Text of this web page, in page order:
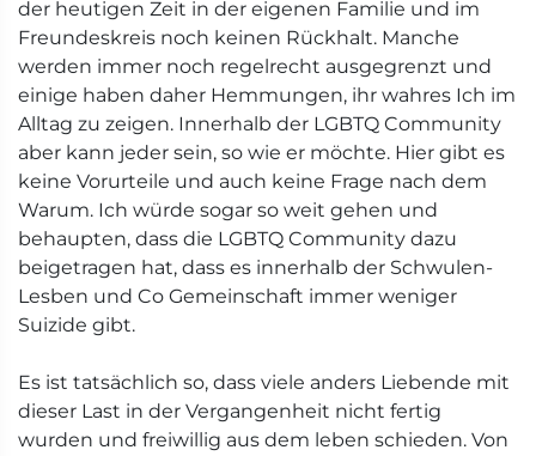
der heutigen Zeit in der eigenen Familie und im
Freundeskreis noch keinen Rückhalt. Manche
werden immer noch regelrecht ausgegrenzt und
einige haben daher Hemmungen, ihr wahres Ich im
Alltag zu zeigen. Innerhalb der LGBTQ Community
aber kann jeder sein, so wie er möchte. Hier gibt es
keine Vorurteile und auch keine Frage nach dem
Warum. Ich würde sogar so weit gehen und
behaupten, dass die LGBTQ Community dazu
beigetragen hat, dass es innerhalb der Schwulen-
Lesben und Co Gemeinschaft immer weniger
Suizide gibt.
Es ist tatsächlich so, dass viele anders Liebende mit
dieser Last in der Vergangenheit nicht fertig
wurden und freiwillig aus dem leben schieden. Von